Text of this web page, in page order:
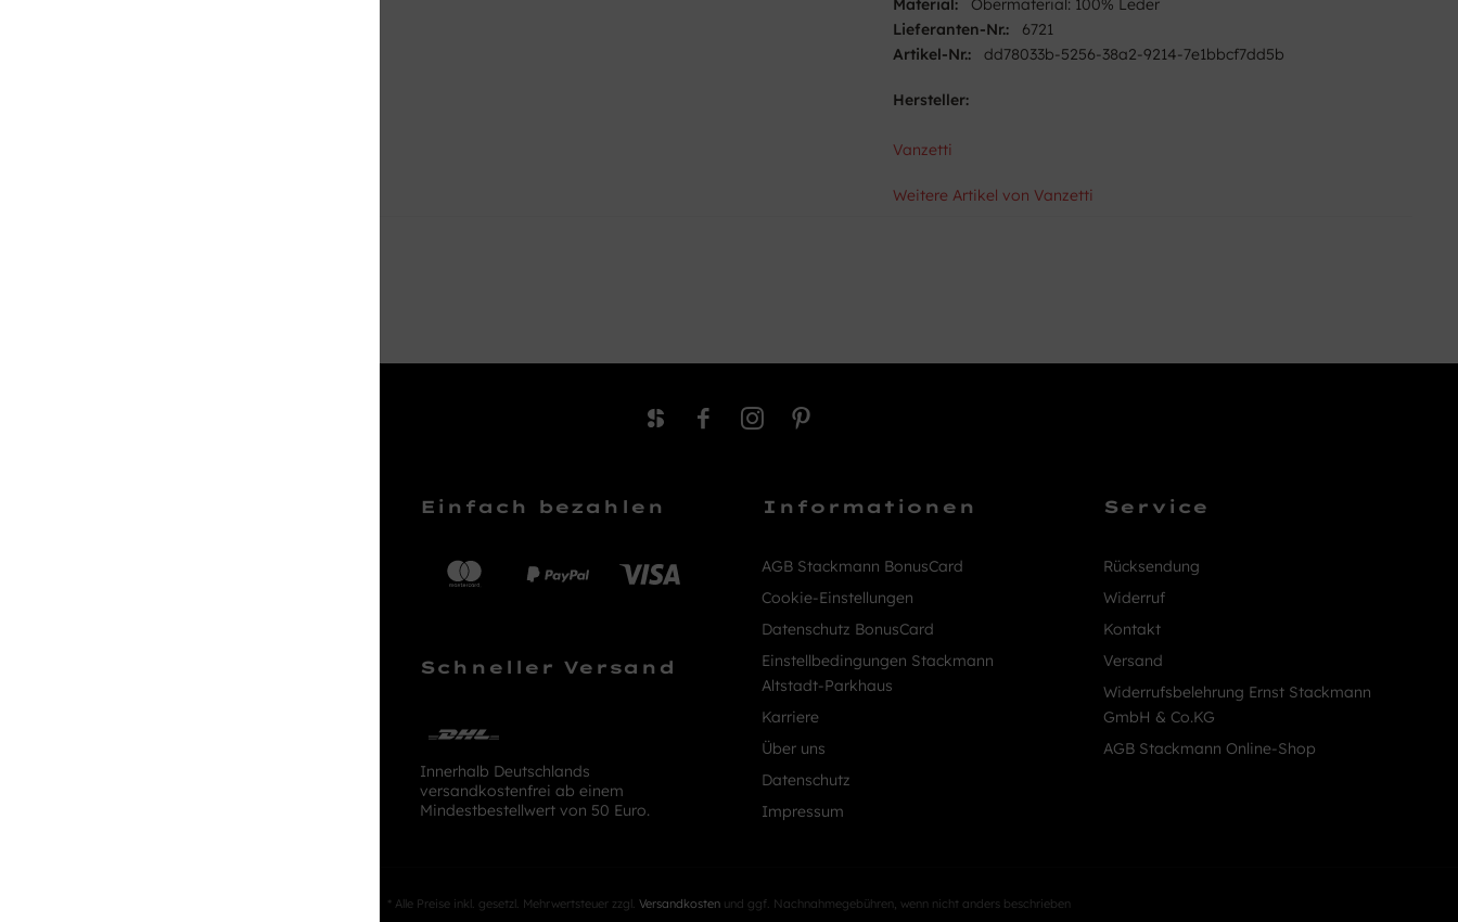
Material:
Obermaterial: 100% Leder
Lieferanten-Nr.:
6721
Artikel-Nr.:
dd78033b-5256-38a2-9214-7e1bbcf7dd5b
Hersteller:
Vanzetti
Weitere Artikel von Vanzetti
Einfach bezahlen
Schneller Versand
Innerhalb Deutschlands
versandkostenfrei ab einem
Mindestbestellwert von 50 Euro.
Informationen
AGB Stackmann BonusCard
Cookie-Einstellungen
Datenschutz BonusCard
Einstellbedingungen Stackmann
Altstadt-Parkhaus
Karriere
Über uns
Datenschutz
Impressum
Service
Rücksendung
Widerruf
Kontakt
Versand
Widerrufsbelehrung Ernst Stackmann
GmbH & Co.KG
AGB Stackmann Online-Shop
* Alle Preise inkl. gesetzl. Mehrwertsteuer zzgl. Versandkosten und ggf. Nachnahmegebühren, wenn nicht anders beschrieben